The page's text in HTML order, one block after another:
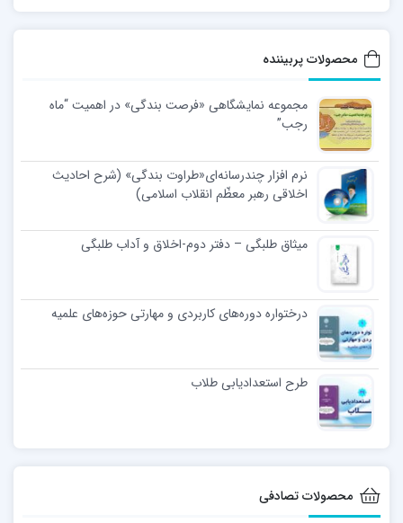
محصولات پربیننده
مجموعه نمایشگاهی «فرصت بندگی» در اهمیت “ماه
رجب”
نرم افزار چندرسانه‌ای«طراوت بندگی» (شرح احادیث
اخلاقی رهبر معظّم انقلاب اسلامی)
میثاق طلبگی – دفتر دوم-اخلاق و آداب طلبگی
درختواره دوره‌های کاربردی و مهارتی حوزه‌های علمیه
طرح استعدادیابی طلاب
محصولات تصادفی